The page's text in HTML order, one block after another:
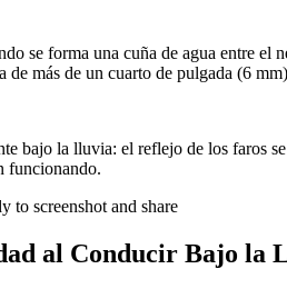
se forma una cuña de agua entre
de más de un cuarto de pulgada (6
bajo la lluvia: el reflejo de los faros
funcionando.
to screenshot and share
al Conducir Bajo la